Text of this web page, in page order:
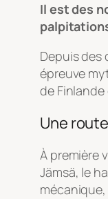
Il est des
Depuis des
épreuve
de
Une
À première
Jämsä, le